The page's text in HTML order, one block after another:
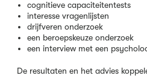
cognitieve capaciteitentests
interesse vragenlijsten
drijfveren onderzoek
een beroepskeuze onderzoek
een interview met een
De resultaten en het advies